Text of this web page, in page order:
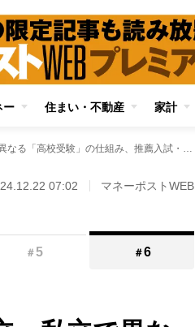
ー 住まい・不動産 家計
「必ず1校は合格できる」公立・私立で異なる「高校受験」の仕組み、推薦入試・一般入試の各パターンを図解 受験対策では内申点をどこまで重視すべきか、塾選びのコツ
07:02 マネーポストWEB
＃5 ＃6